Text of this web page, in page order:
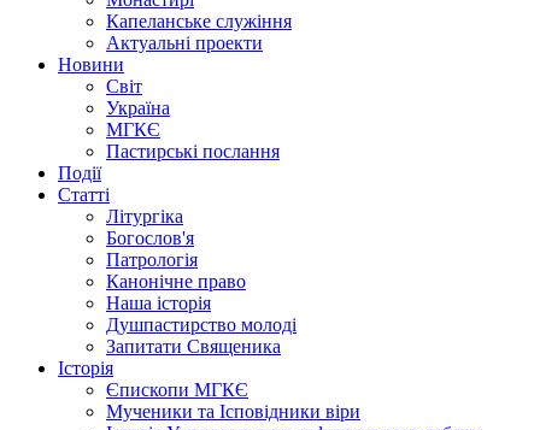
Капеланське служіння
Актуальні проекти
Новини
Світ
Україна
МГКЄ
Пастирські послання
Події
Статті
Літургіка
Богослов'я
Патрологія
Канонічне право
Наша історія
Душпастирство молоді
Запитати Священика
Історія
Єпископи МГКЄ
Мученики та Ісповідники віри